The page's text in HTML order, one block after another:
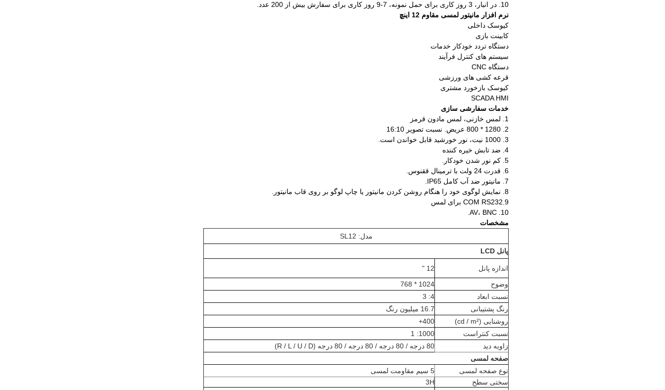
10. در انبار، 3 روز کاری برای حمل نمونه، 7-9 روز کاری برای سفارش بیش از 200 عدد.
نرم افزار مانیتور لمسی مقاوم 12 اینچ
کیوسک داخلی
کابینت بازی
دستگاه تردد خودکار خدمات
سیستم های کنترل فرآیند
دستگاه CNC
قرعه کشی های ورزشی
کیوسک بازخورد مشتری
SCADA HMI
خدمات سفارشی سازی
1. لمس خازنی، لمس مادون قرمز
2. 1280 * 800 عریض.
نسبت تصویر 16:10
3. 1000 نیت، نور خورشید قابل خواندن است.
4. ضد تابش خیره کننده
5. کم نور شدن خودکار.
6. قدرت 24 ولت با ترمینال ققنوس.
7. مانیتور ضد آب کامل IP65.
8. نمایش لوگوی خود را هنگام روشن کردن مانیتور یا چاپ لوگو بر روی قاب مانیتور.
9.COM RS232 برای لمس
10. AV، BNC.
مشخصات
مدل: SL12
پانل LCD
اندازه پانل
12 "
وضوح
1024 * 768
نسبت ابعاد
4: 3
رنگ پشتیبانی
16.7 میلیون رنگ
روشنایی (cd / m²)
400+
نسبت کنتراست
1000: 1
زاویه دید
80 درجه / 80 درجه / 80 درجه / 80 درجه (R / L / U / D)
صفحه لمسی
نوع صفحه لمسی
5 سیم مقاومت لمسی
سختی سطح
3H